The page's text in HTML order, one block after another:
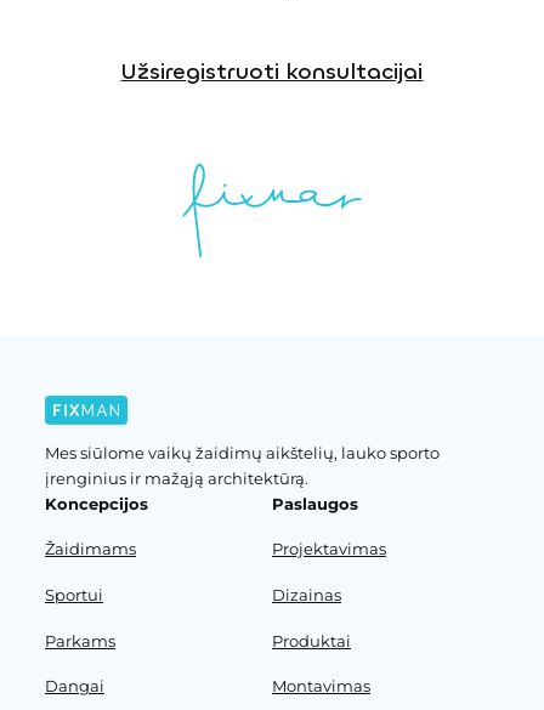
Užsiregistruoti konsultacijai
Mes siūlome vaikų žaidimų aikštelių, lauko sporto
įrenginius ir mažąją architektūrą.
Koncepcijos
Žaidimams
Sportui
Parkams
Dangai
Paslaugos
Projektavimas
Dizainas
Produktai
Montavimas